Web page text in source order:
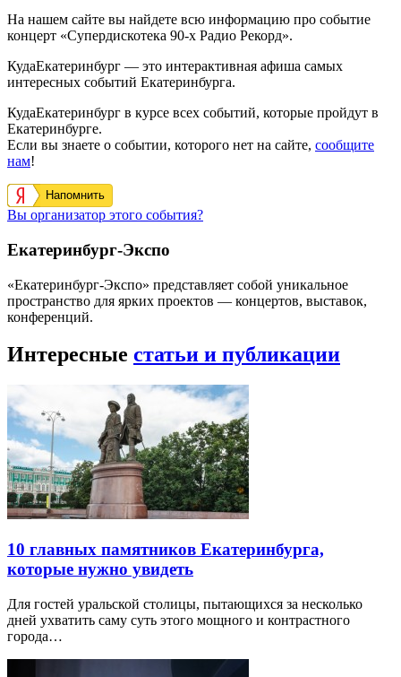
На нашем сайте вы найдете всю информацию про событие
концерт «Супердискотека 90-х Радио Рекорд».
КудаЕкатеринбург — это интерактивная афиша самых
интересных событий Екатеринбурга.
КудаЕкатеринбург в курсе всех событий, которые пройдут в
Екатеринбурге.
Если вы знаете о событии, которого нет на сайте, сообщите
нам!
Напомнить
Вы организатор этого события?
Екатеринбург-Экспо
«Екатеринбург-Экспо» представляет собой уникальное
пространство для ярких проектов — концертов, выставок,
конференций.
Интересные статьи и публикации
10 главных памятников Екатеринбурга,
которые нужно увидеть
Для гостей уральской столицы, пытающихся за несколько
дней ухватить саму суть этого мощного и контрастного
города…